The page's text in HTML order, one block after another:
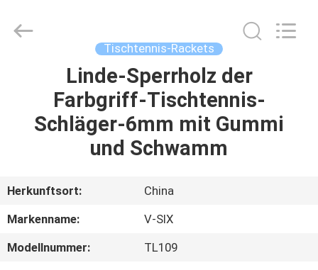
HAUSE
PRODUKTE
ÜBER
UNS
WERKSBESICHTIGUNG
Sports
Ltd..
Tischtennis-Rackets
Linde-Sperrholz der
Farbgriff-Tischtennis-
Schläger-6mm mit Gummi
und Schwamm
Herkunftsort:
China
Markenname:
V-SIX
Modellnummer:
TL109